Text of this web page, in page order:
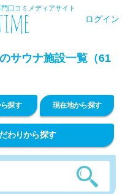
口コミメディアサイト
ログイン
サウナ施設一覧（61
探す 現在地から探す
わりから探す